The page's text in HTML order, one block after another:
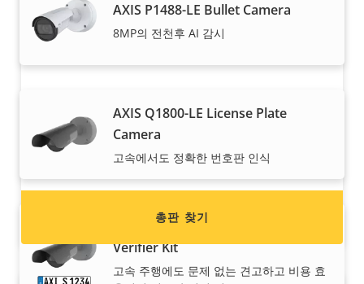
AXIS P1488-LE Bullet Camera
8MP의 전천후 AI 감시
AXIS Q1800-LE License Plate
Camera
고속에서도 정확한 번호판 인식
AXIS Q1800-LE-3 License Plate
Verifier Kit
고속 주행에도 문제 없는 견고하고 비용 효
리셀러가 되고 싶으신가요? Axis 제품/시스템 총판
의 연락처 정보를 찾아보세요.
총판 찾기